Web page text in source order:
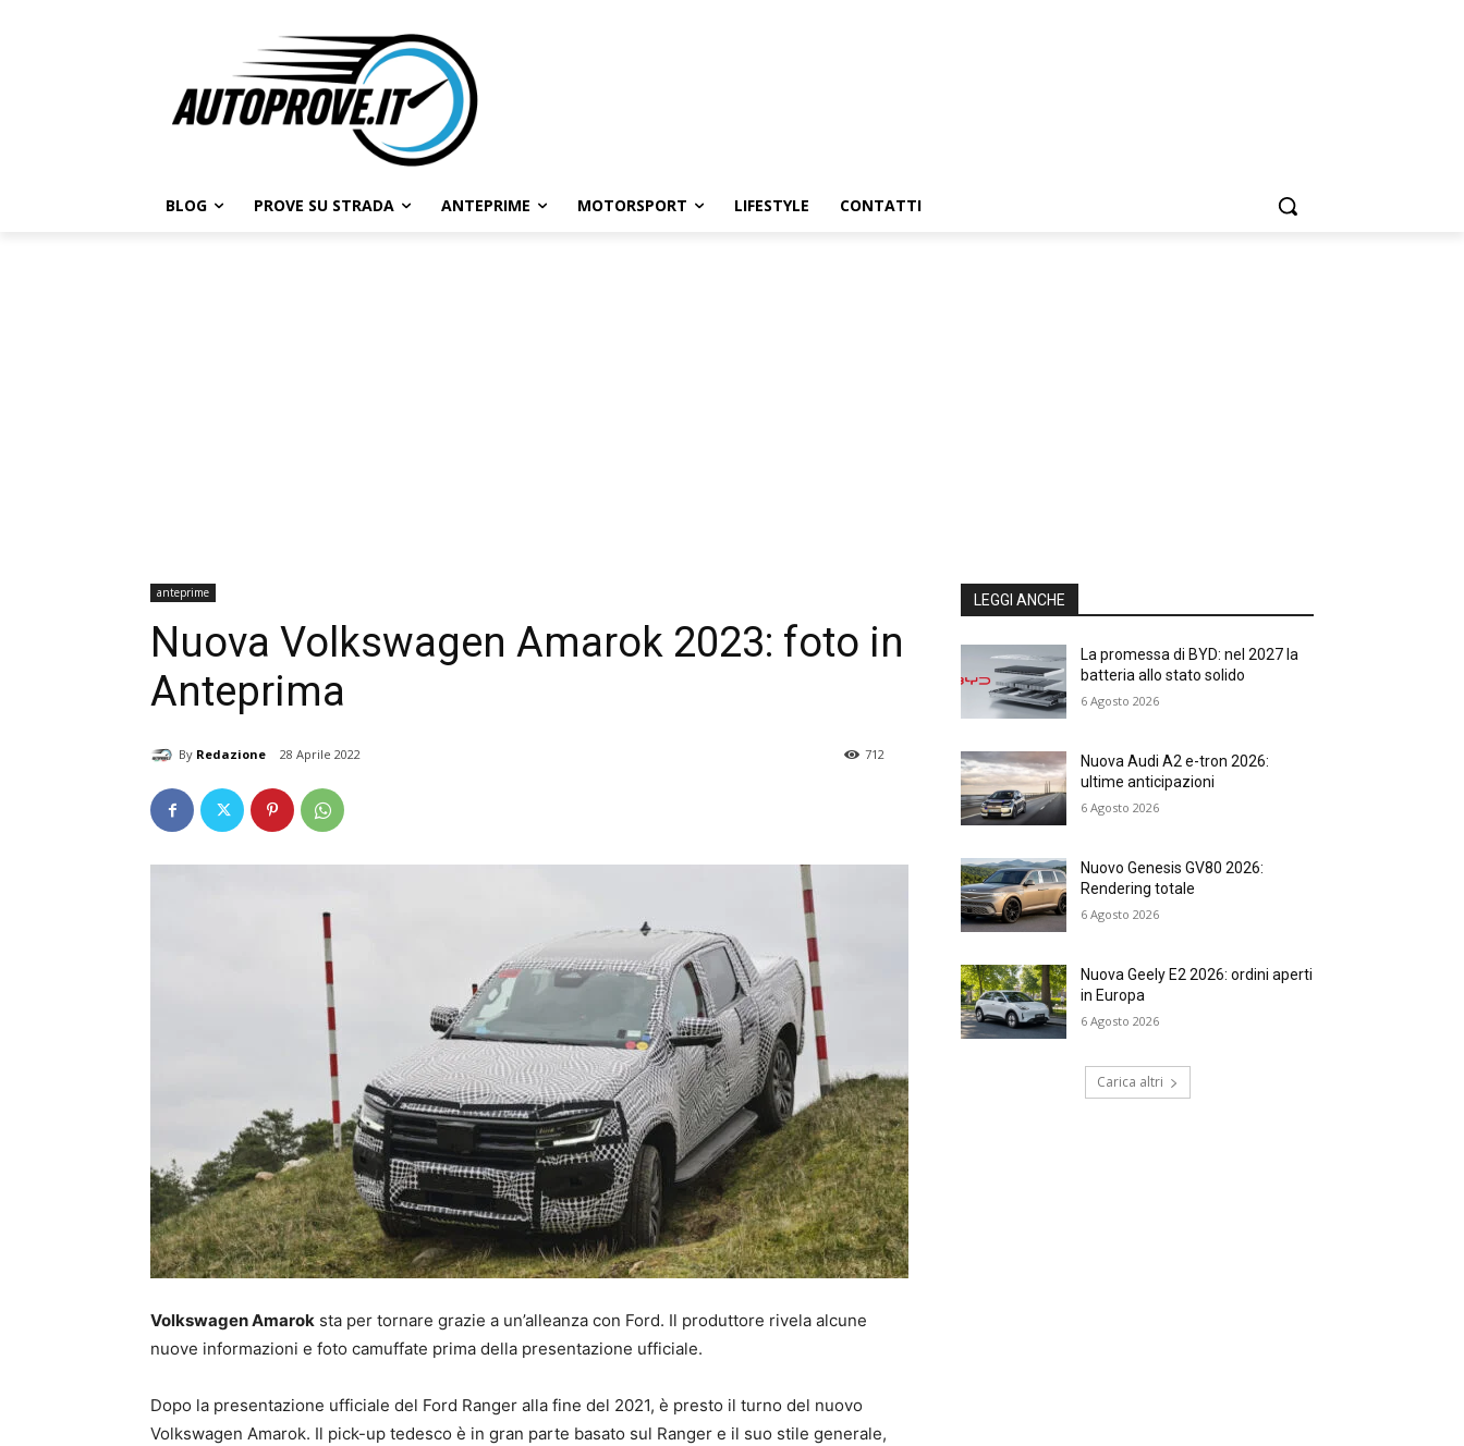
BLOG PROVE SU STRADA ANTEPRIME MOTORSPORT LIFESTYLE CONTATTI
anteprime
Nuova Volkswagen Amarok 2023: foto in
Anteprima
By Redazione 28 Aprile 2022 712
Volkswagen Amarok sta per tornare grazie a un’alleanza con Ford. Il produttore rivela alcune
nuove informazioni e foto camuffate prima della presentazione ufficiale.
Dopo la presentazione ufficiale del Ford Ranger alla fine del 2021, è presto il turno del nuovo
Volkswagen Amarok. Il pick-up tedesco è in gran parte basato sul Ranger e il suo stile generale,
LEGGI ANCHE
La promessa di BYD: nel 2027 la
batteria allo stato solido
6 Agosto 2026
Nuova Audi A2 e-tron 2026:
ultime anticipazioni
6 Agosto 2026
Nuovo Genesis GV80 2026:
Rendering totale
6 Agosto 2026
Nuova Geely E2 2026: ordini aperti
in Europa
6 Agosto 2026
Carica altri